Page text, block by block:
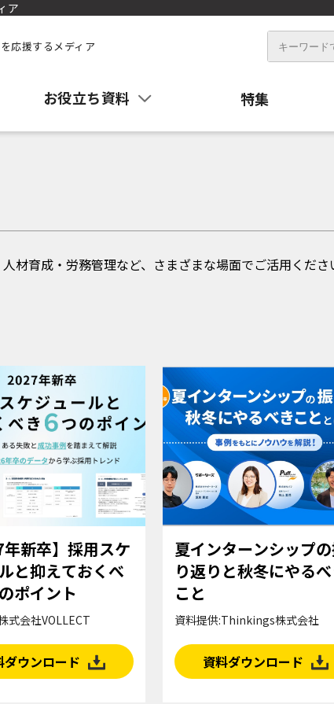
ア
応援するメディア
お役立ち資料 特集
材育成・労務管理など、さまざまな場面でご活用くださ
新卒】採用スケ
と抑えておくべ
ポイント
式会社VOLLECT
ダウンロード
夏インターンシップ
り返りと秋冬にやる
こと
資料提供:Thinkings株式会社
資料ダウンロード